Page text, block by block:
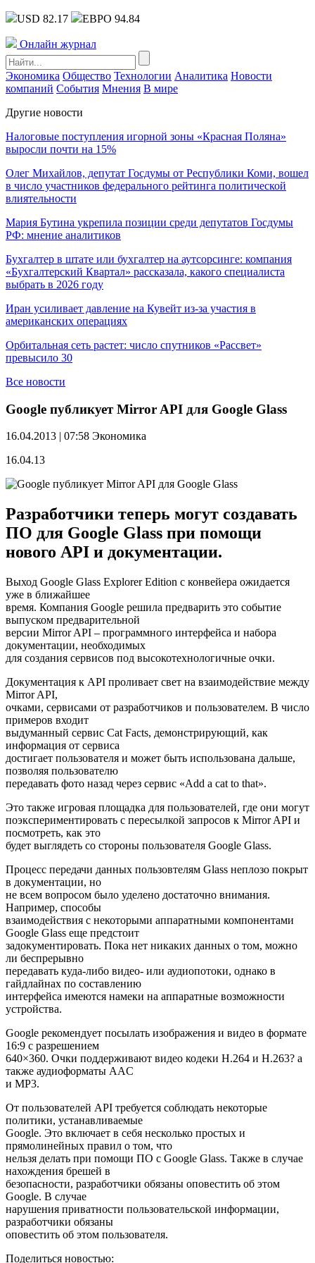
USD 82.17 ЕВРО 94.84
Онлайн журнал
Экономика Общество Технологии Аналитика Новости
компаний События Мнения В мире
Другие новости
Налоговые поступления игорной зоны «Красная Поляна»
выросли почти на 15%
Олег Михайлов, депутат Госдумы от Республики Коми, вошел
в число участников федерального рейтинга политической
влиятельности
Мария Бутина укрепила позиции среди депутатов Госдумы
РФ: мнение аналитиков
Бухгалтер в штате или бухгалтер на аутсорсинге: компания
«Бухгалтерский Квартал» рассказала, какого специалиста
выбрать в 2026 году
Иран усиливает давление на Кувейт из-за участия в
американских операциях
Орбитальная сеть растет: число спутников «Рассвет»
превысило 30
Все новости
Google публикует Mirror API для Google Glass
16.04.2013 | 07:58 Экономика
16.04.13
Разработчики теперь могут создавать
ПО для Google Glass при помощи
нового API и документации.
Выход Google Glass Explorer Edition с конвейера ожидается
уже в ближайшее
время. Компания Google решила предварить это событие
выпуском предварительной
версии Mirror API – программного интерфейса и набора
документации, необходимых
для создания сервисов под высокотехнологичные очки.
Документация к API проливает свет на взаимодействие между
Mirror API,
очками, сервисами от разработчиков и пользователем. В число
примеров входит
выдуманный сервис Cat Facts, демонстрирующий, как
информация от сервиса
достигает пользователя и может быть использована дальше,
позволяя пользователю
передавать фото назад через сервис «Add a cat to that».
Это также игровая площадка для пользователей, где они могут
поэкспериментировать с пересылкой запросов к Mirror API и
посмотреть, как это
будет выглядеть со стороны пользователя Google Glass.
Процесс передачи данных пользовтелям Glass неплозо покрыт
в документации, но
не всем вопросом было уделено достаточно внимания.
Например, способы
взаимодействия с некоторыми аппаратными компонентами
Google Glass еще предстоит
задокументировать. Пока нет никаких данных о том, можно
ли беспрерывно
передавать куда-либо видео- или аудиопотоки, однако в
гайдлайнах по составлению
интерфейса имеются намеки на аппаратные возможности
устройства.
Google рекомендует посылать изображения и видео в формате
16:9 с разрешением
640×360. Очки поддерживают видео кодеки H.264 и H.263? а
также аудиоформаты AAC
и MP3.
От пользователей API требуется соблюдать некоторые
политики, устанавливаемые
Google. Это включает в себя несколько простых и
прямолинейных правил о том, что
нельзя делать при помощи ПО с Google Glass. Также в случае
нахождения брешей в
безопасности, разработчики обязаны оповестить об этом
Google. В случае
нарушения приватности пользовательской информации,
разработчики обязаны
оповестить об этом пользователя.
Поделиться новостью: